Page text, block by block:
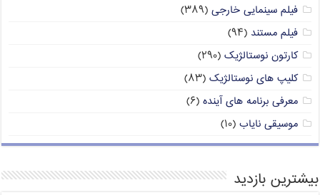
فیلم سینمایی خارجی (۳۸۹)
فیلم مستند (۹۴)
کارتون نوستالژیک (۲۹۰)
کلیپ های نوستالژیک (۸۳)
معرفی برنامه های آینده (۶)
موسیقی نایاب (۱۰)
بیشترین بازدید